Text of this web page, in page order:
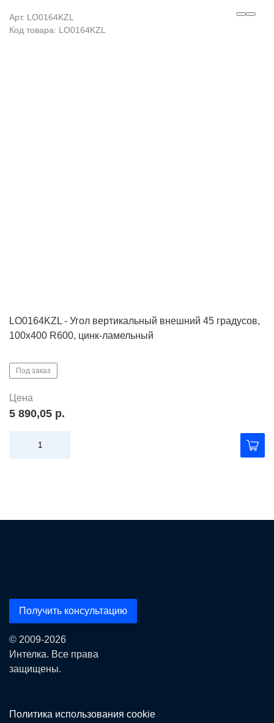
Арт. LO0164KZL
Код товара: LO0164KZL
LO0164KZL - Угол вертикальный внешний 45 градусов,
100х400 R600, цинк-ламельный
Под заказ
Цена
5 890,05 р.
Получить консультацию
© 2009-2026
Интелка. Все права
защищены.
Политика использования сookie